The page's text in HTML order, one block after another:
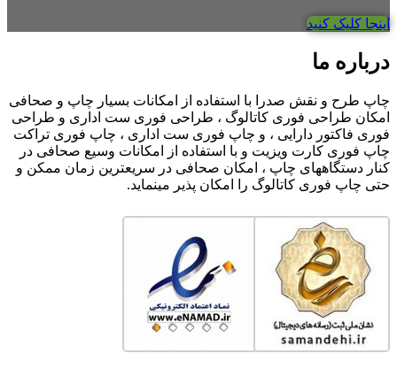
اینجا کلیک کنید
درباره ما
چاپ طرح و نقش صدرا با استفاده از امکانات بسیار چاپ و صحافی
امکان طراحی فوری کاتالوگ ، طراحی فوری ست اداری و طراحی
فوری فاکتور دارایی ، و چاپ فوری ست اداری ، چاپ فوری تراکت
چاپ فوری کارت ویزیت و با استفاده از امکانات وسیع صحافی در
کنار دستگاههای چاپ ، امکان صحافی در سریعترین زمان ممکن و
حتی چاپ فوری کاتالوگ را امکان پذیر مینماید.